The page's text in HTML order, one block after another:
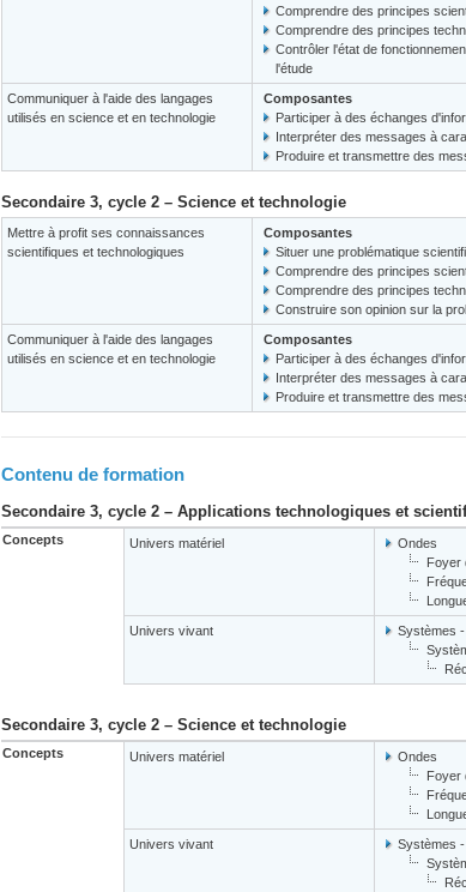
Comprendre des principes
Comprendre des principes
Contrôler l'état de
l'étude
Communiquer à l'aide des langages
utilisés en science et en technologie
Composantes
Participer à des échanges
Interpréter des messages à
Produire et transmettre des
Secondaire 3, cycle 2 – Science et technologie
Mettre à profit ses connaissances
scientifiques et technologiques
Composantes
Situer une problématique
Comprendre des principes
Comprendre des principes
Construire son opinion sur la
Communiquer à l'aide des langages
utilisés en science et en technologie
Composantes
Participer à des échanges
Interpréter des messages à
Produire et transmettre des
Contenu de formation
Secondaire 3, cycle 2 – Applications technologiques et
Concepts Univers matériel
Ondes
Foyer
Univers vivant
Systèmes
Secondaire 3, cycle 2 – Science et technologie
Concepts Univers matériel
Ondes
Foyer
Univers vivant
Systèmes